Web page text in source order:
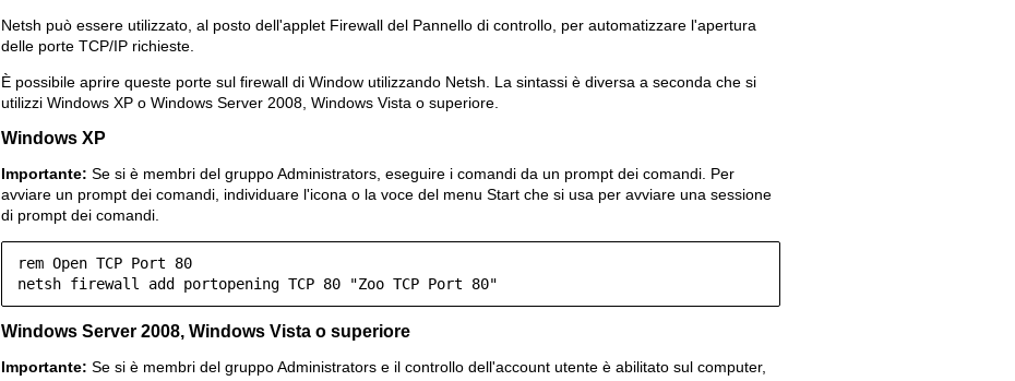
Netsh può essere utilizzato, al posto dell'applet Firewall del Pannello di controllo, per automatizzare l'apertura
delle porte TCP/IP richieste.
È possibile aprire queste porte sul firewall di Window utilizzando Netsh. La sintassi è diversa a seconda che si
utilizzi Windows XP o Windows Server 2008, Windows Vista o superiore.
Windows XP
Importante: Se si è membri del gruppo Administrators, eseguire i comandi da un prompt dei comandi. Per
avviare un prompt dei comandi, individuare l'icona o la voce del menu Start che si usa per avviare una sessione
di prompt dei comandi.
rem Open TCP Port 80
netsh firewall add portopening TCP 80 "Zoo TCP Port 80"
Windows Server 2008, Windows Vista o superiore
Importante: Se si è membri del gruppo Administrators e il controllo dell'account utente è abilitato sul computer,